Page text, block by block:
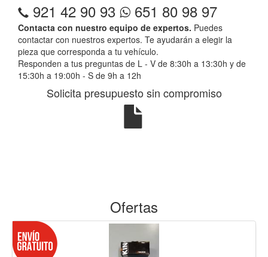
921 42 90 93 651 80 98 97
Contacta con nuestro equipo de expertos. Puedes
contactar con nuestros expertos. Te ayudarán a elegir la
pieza que corresponda a tu vehículo.
Responden a tus preguntas de L - V de 8:30h a 13:30h y de
15:30h a 19:00h - S de 9h a 12h
Solicita presupuesto sin compromiso
Ofertas